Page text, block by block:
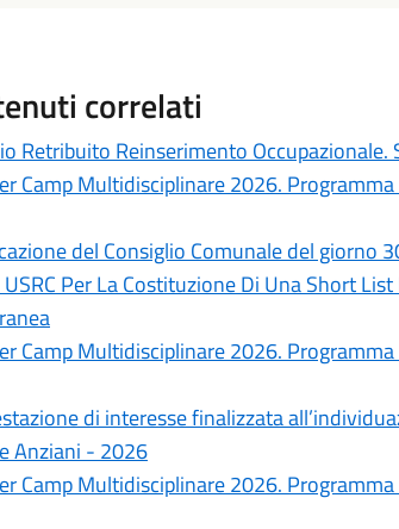
correlati
Retribuito Reinserimento
Camp Multidisciplinare 2026.
del Consiglio Comunale del giorno
Per La Costituzione Di Una Short
Camp Multidisciplinare 2026.
di interesse finalizzata
Anziani - 2026
Camp Multidisciplinare 2026.